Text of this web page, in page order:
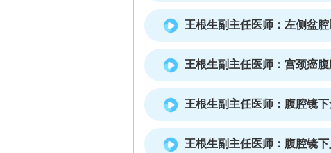
王根生副主任医师：左侧盆
王根生副主任医师：宫颈癌
王根生副主任医师：腹腔镜
王根生副主任医师：腹腔镜